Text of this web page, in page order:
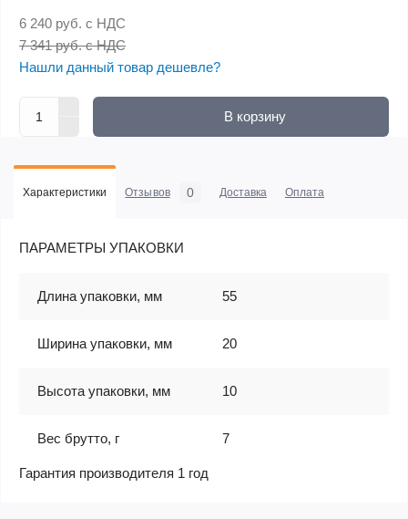
6 240 руб. с НДС
7 341 руб. с НДС
Нашли данный товар дешевле?
В корзину
Характеристики Отзывов 0 Доставка Оплата
ПАРАМЕТРЫ УПАКОВКИ
Длина упаковки, мм 55
Ширина упаковки, мм 20
Высота упаковки, мм 10
Вес брутто, г 7
Гарантия производителя 1 год